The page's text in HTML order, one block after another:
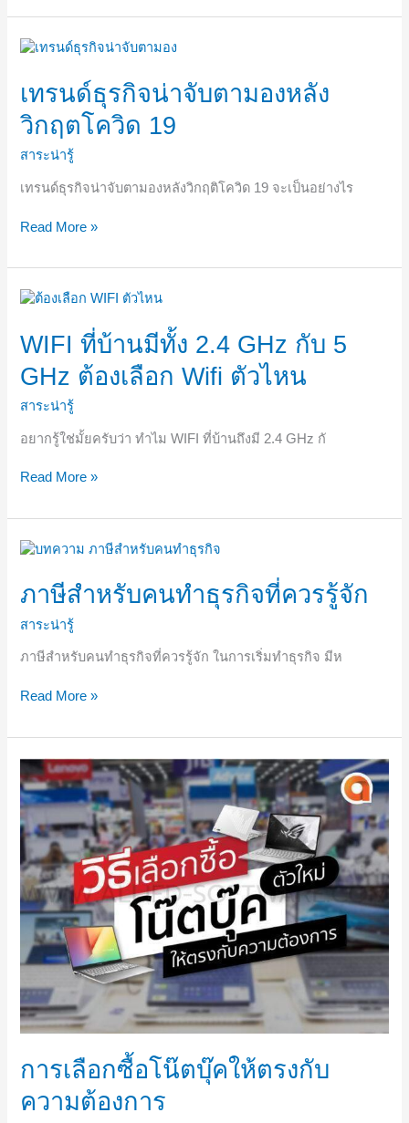
เทรนด์ธุรกิจน่าจับตามองหลัง
วิกฤตโควิด 19
สาระน่ารู้
เทรนด์ธุรกิจน่าจับตามองหลังวิกฤติโควิด 19 จะเป็นอย่างไร
เท
น่า
จับตา
หลัง
Read More »
WIFI ที่บ้านมีทั้ง 2.4 GHz กับ 5
GHz ต้องเลือก Wifi ตัวไหน
สาระน่ารู้
อยากรู้ใช่มั้ยครับว่า ทำไม WIFI ที่บ้านถึงมี 2.4 GHz กั
WIFI
บ้าน
มี
ทั้ง
GHz
GHz
ตัว
Read More »
ภาษีสำหรับคนทำธุรกิจที่ควรรู้จัก
สาระน่ารู้
ภาษีสำหรับคนทำธุรกิจที่ควรรู้จัก ในการเริ่มทำธุรกิจ มีห
ภาษี
คน
ทำ
ธุรกิจ
ควร
Read More »
การเลือกซื้อโน๊ตบุ๊คให้ตรงกับ
ความต้องการ
การ
เลือก
ซื้อ
โน๊
ตบุ๊ค
ให้
ตรง
กับ
ความ
ต้องการ